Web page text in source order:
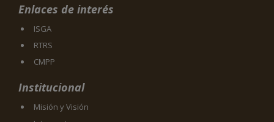
Enlaces de interés
ISGA
RTRS
CMPP
Institucional
Misión y Visión